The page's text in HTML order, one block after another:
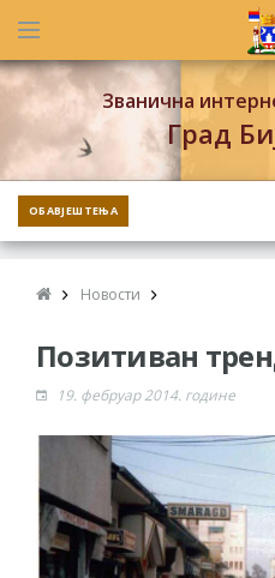
Званична
Град
ОБАВЈЕШТЕЊА
Новости
Позитиван
19. фебруар 2014. године